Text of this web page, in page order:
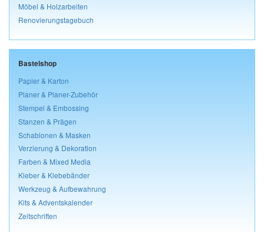
Möbel & Holzarbeiten
Renovierungstagebuch
Bastelshop
Papier & Karton
Planer & Planer-Zubehör
Stempel & Embossing
Stanzen & Prägen
Schablonen & Masken
Verzierung & Dekoration
Farben & Mixed Media
Kleber & Klebebänder
Werkzeug & Aufbewahrung
Kits & Adventskalender
Zeitschriften